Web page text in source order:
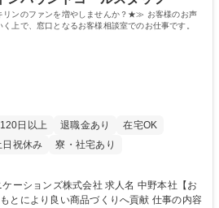
ンのファンを増やしませんか？★≫ お客様のお声
上で、窓口となるお客様相談室でのお仕事です。
日以上 退職金あり
在宅OK
日祝休み 寮・社宅あり
株式会社 求人名 中野本社【お
り良い商品づくりへ貢献 仕事の内容